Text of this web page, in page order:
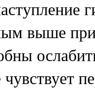
выше